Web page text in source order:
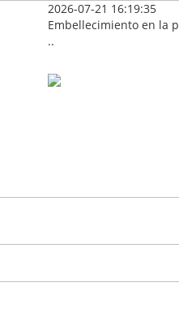
2026-07-21 16:19:35
Embellecimiento en la
..